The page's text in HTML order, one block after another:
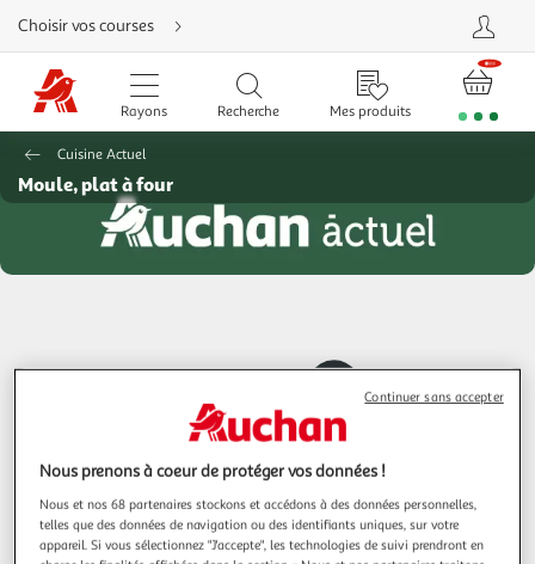
Aller
directement
au
contenu
Aller
directement
la
Aller
directement
à
la
navigation
directement
Choisir vos courses
Rayons Recherche Mes produits
Cuisine Actuel
Moule, plat à four
Nous prenons à coeur de protéger vos données !
Nous et nos 68 partenaires stockons et accédons à des données personnelles,
telles que des données de navigation ou des identifiants uniques, sur votre
appareil. Si vous sélectionnez "J'accepte", les technologies de suivi prendront en
Continuer sans accepter